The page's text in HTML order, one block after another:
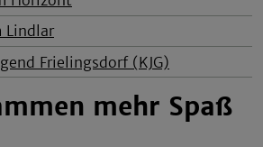
Lindlar
Frielingsdorf (KJG)
mehr Spaß